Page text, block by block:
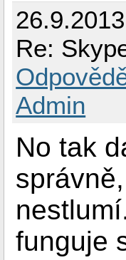
Re:
Admin
No tak
funguje